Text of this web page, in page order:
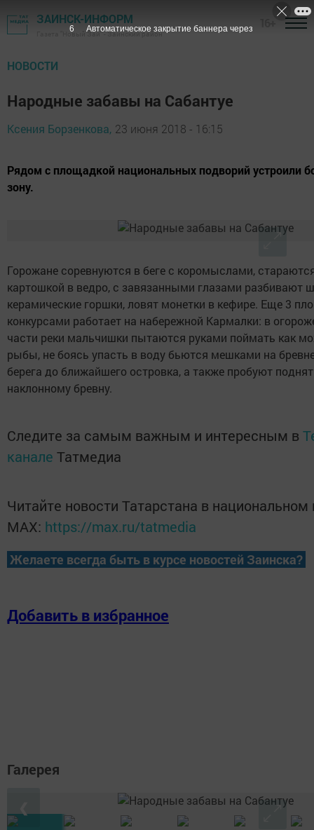
ЗАИНСК-ИНФОРМ
Газета "Новый Зай" - Заинский район
НОВОСТИ
Народные забавы на Сабантуе
Ксения Борзенкова, 23 июня 2018 - 16:15
Рядом с площадкой национальных подворий устроили
зону.
Горожане соревнуются в беге с коромыслами,
картошкой в ведро, с завязанными глазами разбивают
керамические горшки, ловят монетки в кефире. Еще 3
конкурсами работает на набережной Кармалки: в
части реки мальчишки пытаются руками поймать как
рыбы, не боясь упасть в воду бьются мешками на
берега до ближайшего островка, а также пробуют
наклонному бревну.
Следите за самым важным и интересным в
канале Татмедиа
Читайте новости Татарстана в
MАХ: https://max.ru/tatmedia
Желаете всегда быть в курсе новостей Заинска?
Добавить в избранное
Галерея
5 Автоматическое закрытие баннера через